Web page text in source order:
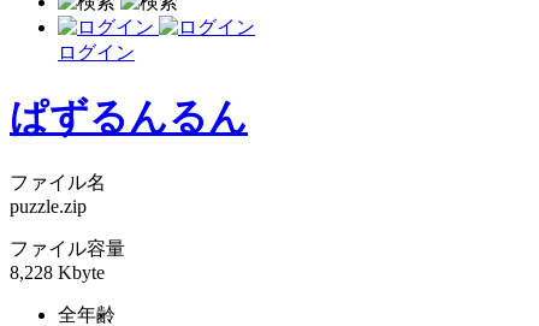
ログイン
ぱずるんるん
ファイル名
puzzle.zip
ファイル容量
8,228 Kbyte
全年齢